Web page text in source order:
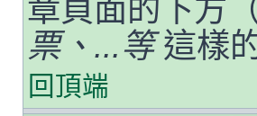
章頁面的下方
票、...等這樣
回頂端